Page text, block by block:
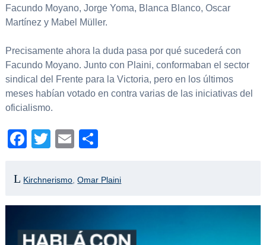
Facundo Moyano, Jorge Yoma, Blanca Blanco, Oscar
Martínez y Mabel Müller.
Precisamente ahora la duda pasa por qué sucederá con
Facundo Moyano. Junto con Plaini, conformaban el sector
sindical del Frente para la Victoria, pero en los últimos
meses habían votado en contra varias de las iniciativas del
oficialismo.
Facebook
TwitterEmail
Kirchnerismo ,Omar Plaini